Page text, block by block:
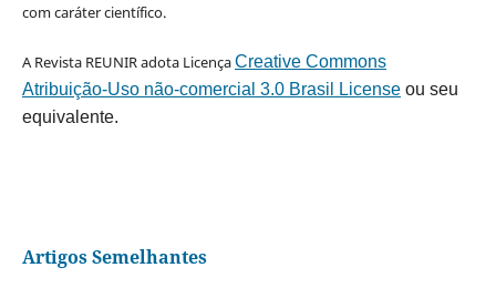
com caráter científico.
A Revista REUNIR adota LicençaCreative Commons
Atribuição-Uso não-comercial 3.0 Brasil Licenseou seu
equivalente.
Artigos Semelhantes